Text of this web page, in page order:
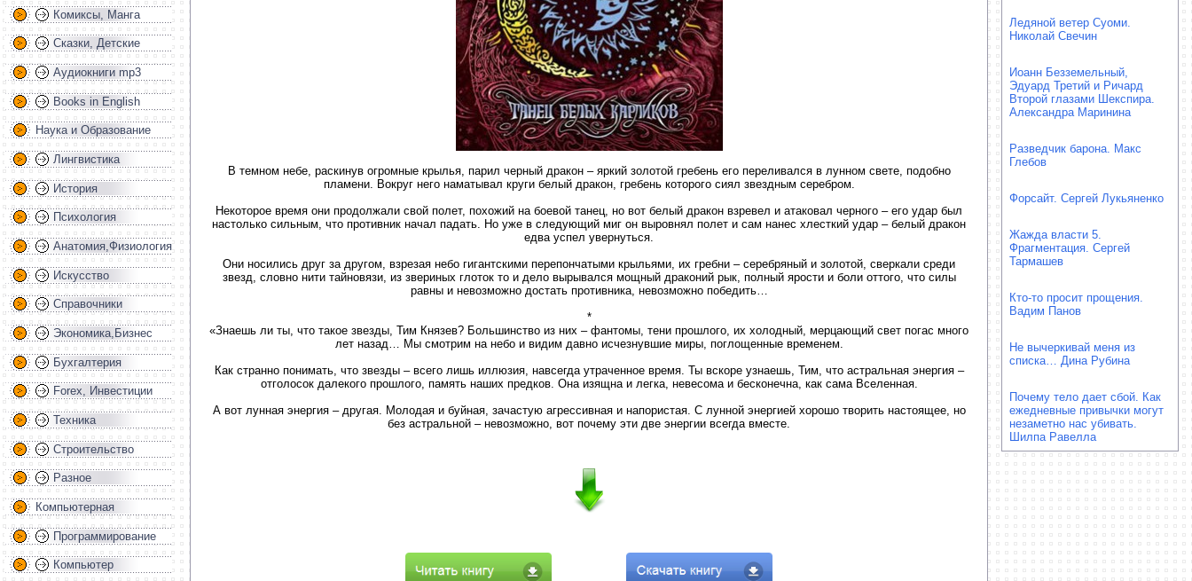
Комиксы, Манга
Сказки, Детские
Аудиокниги mp3
Books in English
Наука и Образование
Лингвистика
История
Психология
Анатомия,Физиология
Искусство
Справочники
Экономика,Бизнес
Бухгалтерия
Forex, Инвестиции
Техника
Строительство
Разное
Компьютерная
Программирование
Компьютер
В темном небе, раскинув огромные крылья, парил черный дракон – яркий золотой гребень его переливался в лунном свете, подобно
пламени. Вокруг него наматывал круги белый дракон, гребень которого сиял звездным серебром.
Некоторое время они продолжали свой полет, похожий на боевой танец, но вот белый дракон взревел и атаковал черного – его удар был
настолько сильным, что противник начал падать. Но уже в следующий миг он выровнял полет и сам нанес хлесткий удар – белый дракон
едва успел увернуться.
Они носились друг за другом, взрезая небо гигантскими перепончатыми крыльями, их гребни – серебряный и золотой, сверкали среди
звезд, словно нити тайновязи, из звериных глоток то и дело вырывался мощный драконий рык, полный ярости и боли оттого, что силы
равны и невозможно достать противника, невозможно победить…
*
«Знаешь ли ты, что такое звезды, Тим Князев? Большинство из них – фантомы, тени прошлого, их холодный, мерцающий свет погас много
лет назад… Мы смотрим на небо и видим давно исчезнувшие миры, поглощенные временем.
Как странно понимать, что звезды – всего лишь иллюзия, навсегда утраченное время. Ты вскоре узнаешь, Тим, что астральная энергия –
отголосок далекого прошлого, память наших предков. Она изящна и легка, невесома и бесконечна, как сама Вселенная.
А вот лунная энергия – другая. Молодая и буйная, зачастую агрессивная и напористая. С лунной энергией хорошо творить настоящее, но
без астральной – невозможно, вот почему эти две энергии всегда вместе.
Ледяной ветер Суоми.
Николай Свечин
Иоанн Безземельный,
Эдуард Третий и Ричард
Второй глазами Шекспира.
Александра Маринина
Разведчик барона. Макс
Глебов
Форсайт. Сергей Лукьяненко
Жажда власти 5.
Фрагментация. Сергей
Тармашев
Кто-то просит прощения.
Вадим Панов
Не вычеркивай меня из
списка… Дина Рубина
Почему тело дает сбой. Как
ежедневные привычки могут
незаметно нас убивать.
Шилпа Равелла